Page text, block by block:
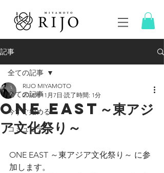
記事
全ての記事
今すぐ始める
コミュニティ
全ての記事
ONE EAST～東アジ
ア文化祭り～
RIJO MIYAMOTO
2018年11月7日 読了時間: 1分
ONE EAST ～東アジア文化祭り～ に参
加します。